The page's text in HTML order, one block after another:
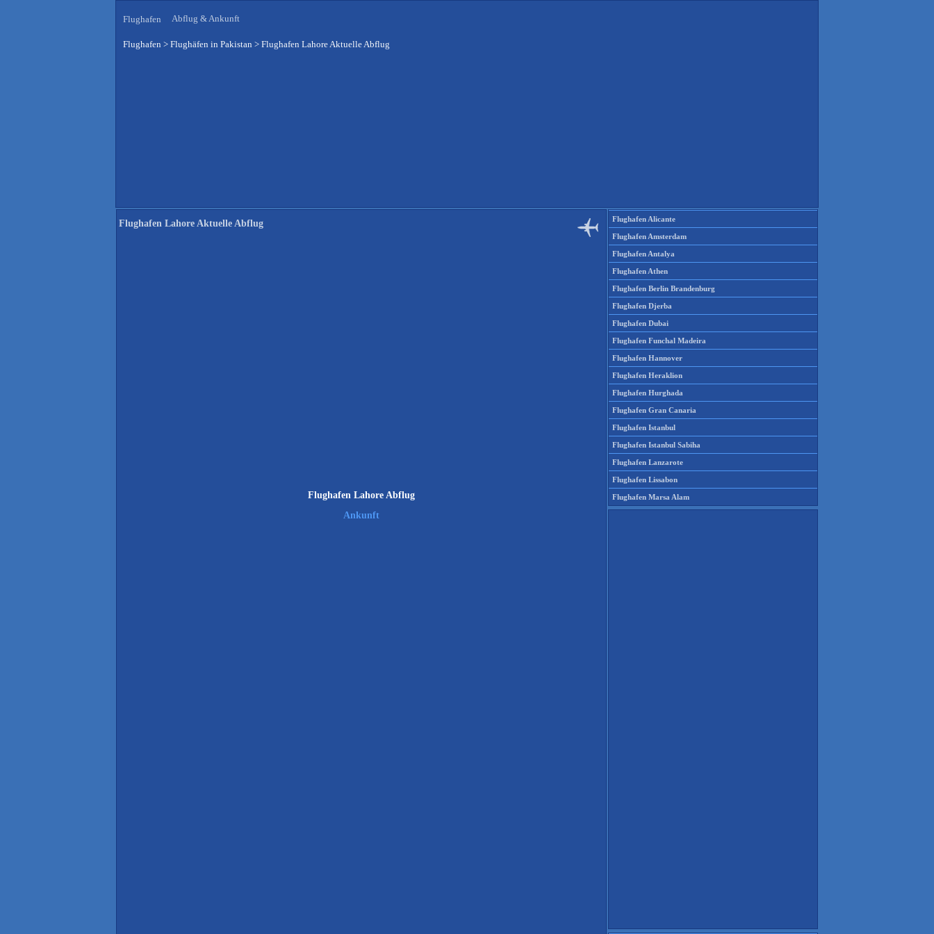
Flughafen Abflug & Ankunft
Flughafen > Flughäfen in Pakistan > Flughafen Lahore Aktuelle Abflug
Flughafen Lahore Aktuelle Abflug
Flughafen Lahore Abflug
Ankunft
Flughafen Alicante
Flughafen Amsterdam
Flughafen Antalya
Flughafen Athen
Flughafen Berlin Brandenburg
Flughafen Djerba
Flughafen Dubai
Flughafen Funchal Madeira
Flughafen Hannover
Flughafen Heraklion
Flughafen Hurghada
Flughafen Gran Canaria
Flughafen Istanbul
Flughafen Istanbul Sabiha
Flughafen Lanzarote
Flughafen Lissabon
Flughafen Marsa Alam